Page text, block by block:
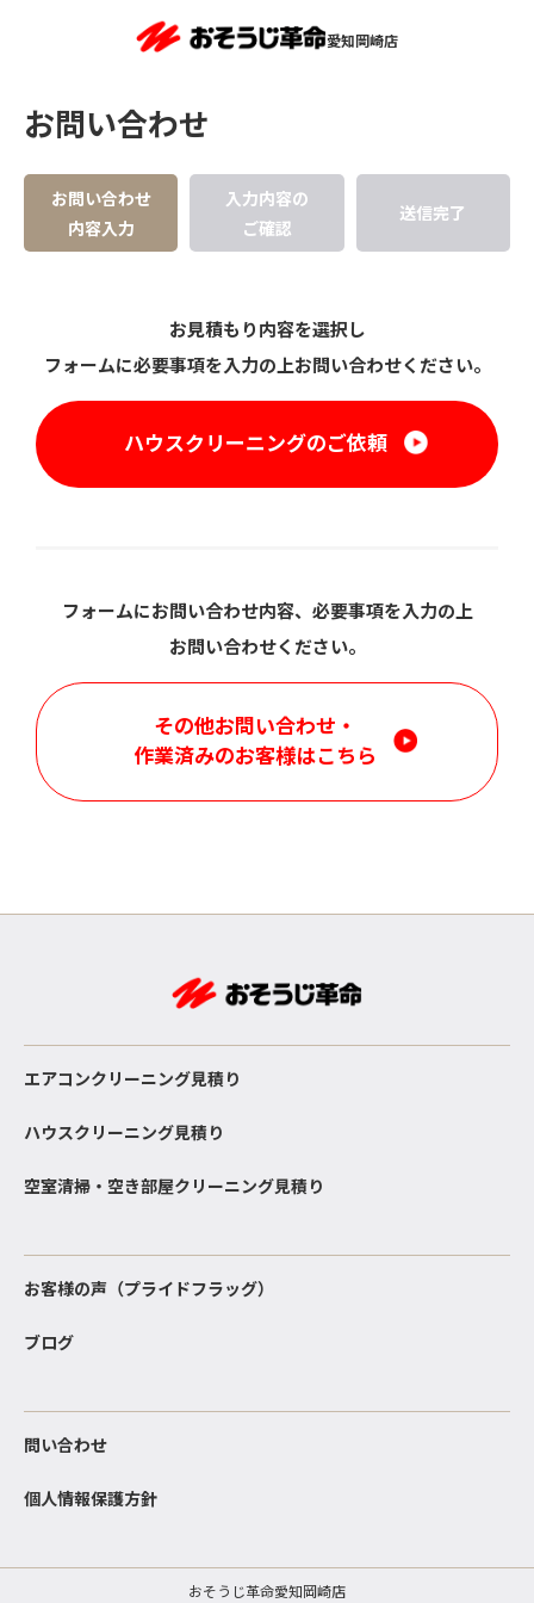
愛知岡崎店
お問い合わせ
お問い合わせ
内容入力
入力内容の
ご確認
送信完了
お見積もり内容を選択し
フォームに必要事項を入力の上お問い合わせください。
ハウスクリーニングのご依頼
フォームにお問い合わせ内容、必要事項を入力の上
お問い合わせください。
その他お問い合わせ・
作業済みのお客様はこちら
エアコンクリーニング見積り
ハウスクリーニング見積り
空室清掃・空き部屋クリーニング見積り
お客様の声（プライドフラッグ）
ブログ
問い合わせ
個人情報保護方針
おそうじ革命愛知岡崎店